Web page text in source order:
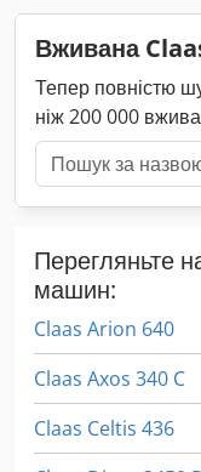
Вживана
Тепер повністю
ніж 200 000
Перегляньте
машин:
Claas Arion 640
Claas Axos 340 C
Claas Celtis 436